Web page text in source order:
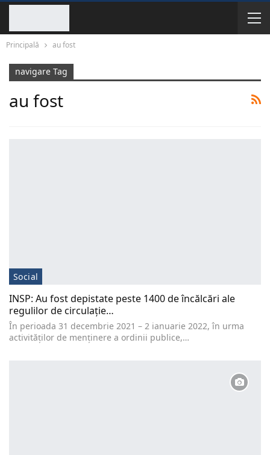
Principală au fost
navigare Tag
au fost
Social
INSP: Au fost depistate peste 1400 de încălcări ale
regulilor de circulație…
În perioada 31 decembrie 2021 – 2 ianuarie 2022, în urma
activităților de menținere a ordinii publice,…